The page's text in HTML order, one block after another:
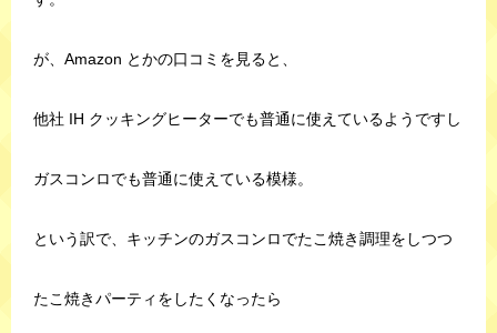
が、Amazon とかの口コミを見ると、
他社 IH クッキングヒーターでも普通に使えているようですし
ガスコンロでも普通に使えている模様。
という訳で、キッチンのガスコンロでたこ焼き調理をしつつ
たこ焼きパーティをしたくなったら